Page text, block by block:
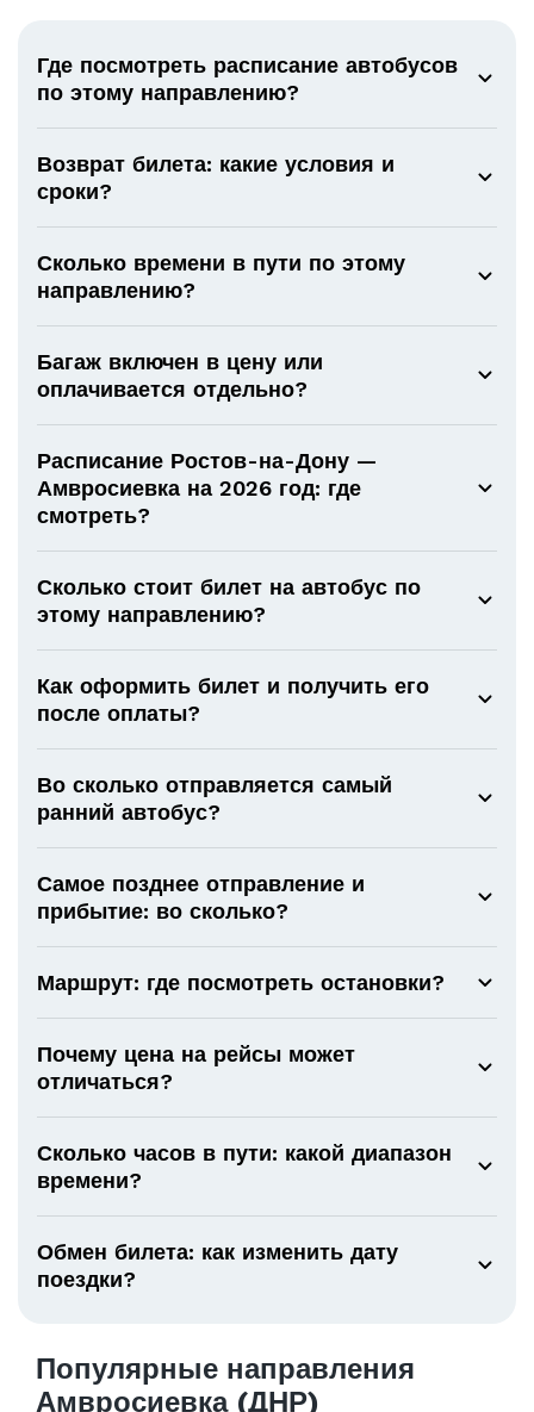
Где посмотреть расписание автобусов
по этому направлению?
Возврат билета: какие условия и
сроки?
Сколько времени в пути по этому
направлению?
Багаж включен в цену или
оплачивается отдельно?
Расписание Ростов-на-Дону —
Амвросиевка на 2026 год: где
смотреть?
Сколько стоит билет на автобус по
этому направлению?
Как оформить билет и получить его
после оплаты?
Во сколько отправляется самый
ранний автобус?
Самое позднее отправление и
прибытие: во сколько?
Маршрут: где посмотреть остановки?
Почему цена на рейсы может
отличаться?
Сколько часов в пути: какой диапазон
времени?
Обмен билета: как изменить дату
поездки?
Популярные направления
Амвросиевка (ДНР)